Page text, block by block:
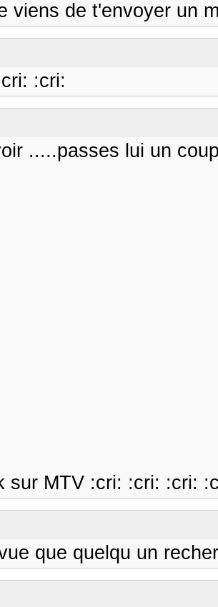
viens de t'envoyer un
:cri:
.....passes lui un
sur MTV :cri: :cri: :cri:
que quelqu un